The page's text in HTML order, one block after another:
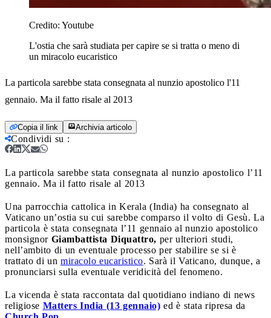
Credito: Youtube
L'ostia che sarà studiata per capire se si tratta o meno di
un miracolo eucaristico
La particola sarebbe stata consegnata al nunzio apostolico l'11
gennaio. Ma il fatto risale al 2013
Copia il link Archivia articolo
Condividi su :
La particola sarebbe stata consegnata al nunzio apostolico l’11
gennaio. Ma il fatto risale al 2013
Una parrocchia cattolica in Kerala (India) ha consegnato al
Vaticano un’ostia su cui sarebbe comparso il volto di Gesù. La
particola è stata consegnata l’11 gennaio al nunzio apostolico
monsignor Giambattista Diquattro, per ulteriori studi,
nell’ambito di un eventuale processo per stabilire se si è
trattato di un miracolo eucaristico. Sarà il Vaticano, dunque, a
pronunciarsi sulla eventuale veridicità del fenomeno.
La vicenda è stata raccontata dal quotidiano indiano di news
religiose Matters India (13 gennaio) ed è stata ripresa da